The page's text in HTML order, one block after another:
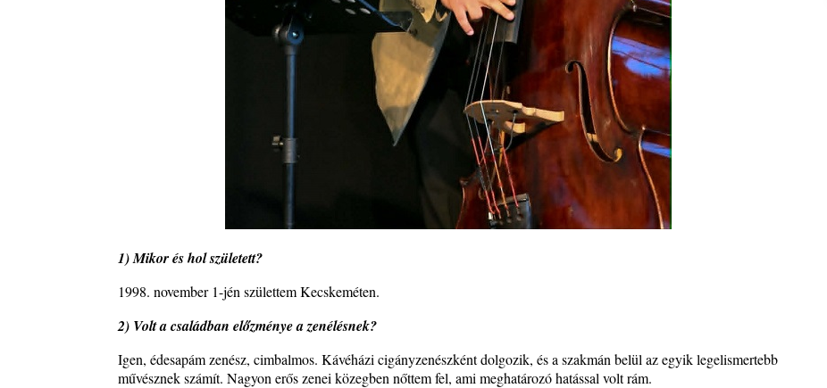
2026-os jazzfesztiválok, amelyekről én is tudok… 18. rész:
Zempléni Fesztivál (Sátoraljaújhely – 2026. augusztus 13-
Jazz-rock albumok 1986-ból - John Scofield „Still Warm”
Ma 40 éves Gyarmati Gábor és 54 éves Florian Ross
A Grencsoport Lewis Jordan-nel a Meseházban
2026. július 31.
Magyar jazzmuzsikus szülők és zenész gyermekeik – 42.
rész: Vörös László + Vörösné Strausz Eszter + Vörös
Bence
2026. július 30.
1) Mikor és hol született?
1998. november 1-jén születtem Kecskeméten.
2) Volt a családban előzménye a zenélésnek?
Igen, édesapám zenész, cimbalmos. Kávéházi cigányzenészként dolgozik, és a szakmán belül az egyik legelismertebb
művésznek számít. Nagyon erős zenei közegben nőttem fel, ami meghatározó hatással volt rám.